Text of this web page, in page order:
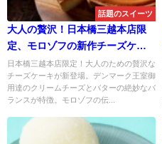
話題のスイーツ
大人の贅沢！日本橋三越本店限
定、モロゾフの新作チーズケー
キが登場
日本橋三越本店限定！大人のための贅沢な
チーズケーキが新登場。デンマーク王室御
用達のクリームチーズとバターの絶妙なバ
ランスが特徴。モロゾフの伝...